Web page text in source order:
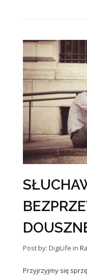
Post by: DigiLife in
Przyjrzyjmy się